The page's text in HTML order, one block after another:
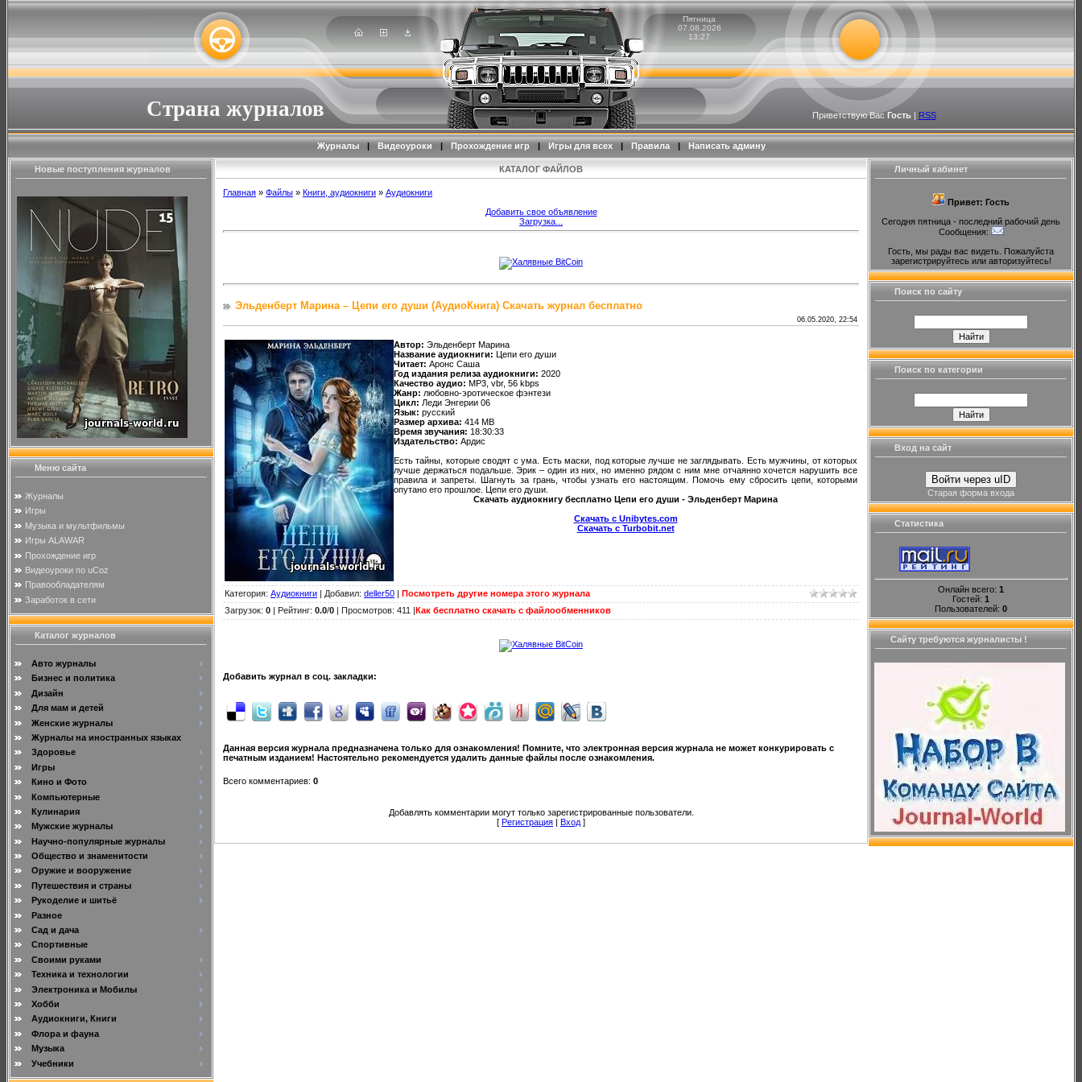
Страна журналов
Пятница
07.08.2026
13:27
Приветствую Вас Гость| RSS
Журналы | Видеоуроки | Прохождение игр | Игры для всех | Правила | Написать админу
Новые поступления журналов
Меню сайта
Журналы
Игры
Музыка и мультфильмы
Игры ALAWAR
Прохождение игр
Видеоуроки по uCoz
Правообладателям
Заработок в сети
Каталог журналов
Авто журналы
Бизнес и политика
Дизайн
Для мам и детей
Женские журналы
Журналы на иностранных языках
Здоровье
Игры
Кино и Фото
Компьютерные
Кулинария
Мужские журналы
Научно-популярные журналы
Общество и знаменитости
Оружие и вооружение
Путешествия и страны
Рукоделие и шитьё
Разное
Сад и дача
Спортивные
Своими руками
Техника и технологии
Электроника и Мобилы
Хобби
Аудиокниги, Книги
Флора и фауна
Музыка
Учебники
КАТАЛОГ ФАЙЛОВ
Главная » Файлы » Книги, аудиокниги » Аудиокниги
Добавить свое объявление
Загрузка...
Эльденберт Марина – Цепи его души (АудиоКнига) Скачать журнал бесплатно
06.05.2020, 22:54
Автор: Эльденберт Марина
Название аудиокниги: Цепи его души
Читает: Аронс Саша
Год издания релиза аудиокниги: 2020
Качество аудио: MP3, vbr, 56 kbps
Жанр: любовно-эротическое фэнтези
Цикл: Леди Энгерии 06
Язык: русский
Размер архива: 414 MB
Время звучания: 18:30:33
Издательство: Ардис
Есть тайны, которые сводят с ума. Есть маски, под которые лучше не заглядывать. Есть мужчины, от которых
лучше держаться подальше. Эрик – один из них, но именно рядом с ним мне отчаянно хочется нарушить все
правила и запреты. Шагнуть за грань, чтобы узнать его настоящим. Помочь ему сбросить цепи, которыми
опутано его прошлое. Цепи его души.
Скачать аудиокнигу бесплатно Цепи его души - Эльденберт Марина
Скачать с Unibytes.com
Скачать с Turbobit.net
Категория: Аудиокниги Добавил: deller50
Посмотреть другие номера этого журнала
Загрузок: 0 Рейтинг: 0.0/0 | Просмотров: 411 | Как бесплатно скачать с файлообменников
Добавить журнал в соц. закладки:
Данная версия журнала предназначена только для ознакомления! Помните, что электронная версия журнала не может конкурировать с
печатным изданием! Настоятельно рекомендуется удалить данные файлы после ознакомления.
Всего комментариев: 0
Добавлять комментарии могут только зарегистрированные пользователи.
[ Регистрация | Вход ]
Личный кабинет
Привет: Гость
Сегодня пятница - последний рабочий день
Сообщения:
Гость, мы рады вас видеть. Пожалуйста
зарегистрируйтесь или авторизуйтесь!
Поиск по сайту
Поиск по категории
Вход на сайт
Войти через uID
Старая форма входа
Статистика
Онлайн всего: 1
Гостей: 1
Пользователей: 0
Сайту требуются журналисты !